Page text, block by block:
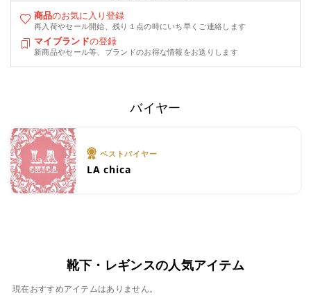
商品のお気に入り登録
再入荷やセール開始、残り１点の時にいち早くご連絡します
マイブランドの登録
新商品やセール等、ブランドのお得な情報をお送りします
バイヤー
ベストバイヤー
LA chica
靴下・レギンスの人気アイテム
現在おすすめアイテムはありません。